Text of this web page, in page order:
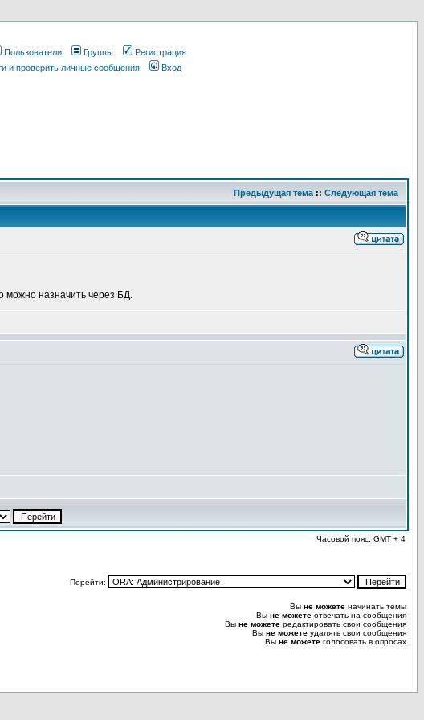
Пользователи Группы
Регистрация
и проверить личные сообщения Вход
Предыдущая тема :: Следующая тема
можно назначить через БД.
Часовой пояс: GMT + 4
Перейти:
Вы не можете начинать темы
Вы не можете отвечать на сообщения
Вы не можете редактировать свои сообщения
Вы не можете удалять свои сообщения
Вы не можете голосовать в опросах